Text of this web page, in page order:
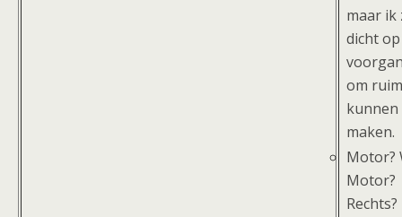
maar ik
dicht
om
kunnen
maken.
Motor?
Motor?